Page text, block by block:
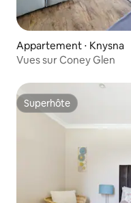
Appartement ⋅ Knysna
Vues sur Coney Glen
Superhôte
Superhôte